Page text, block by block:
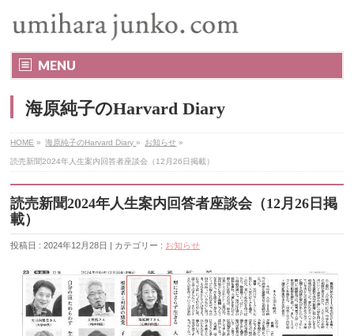
MENU
海原純子のHarvard Diary
HOME » 海原純子のHarvard Diary» お知らせ »
読売新聞2024年人生案内回答者座談会（12月26日掲載）
読売新聞2024年人生案内回答者座談会（12月26日掲
載）
投稿日 : 2024年12月28日 | カテゴリー : お知らせ